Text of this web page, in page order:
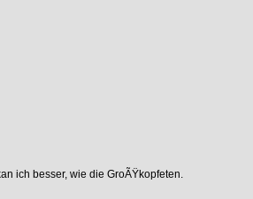
ich besser, wie die GroÃŸkopfeten.